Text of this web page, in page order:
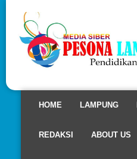
HOME LAMPUNG
REDAKSI ABOUT US